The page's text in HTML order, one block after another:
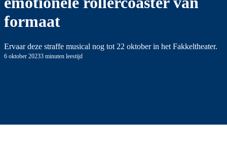
formaat
Ervaar deze straffe musical nog tot 22 oktober in het Fakkeltheater.
6 oktober 20233 minuten leestijd